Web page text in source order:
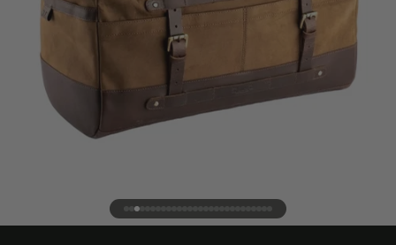
Gehe zu Element 1
Gehe zu Element 2
Gehe zu Element 3
Gehe zu Element 4
Gehe zu Element 5
Gehe zu Element 6
Gehe zu Element 7
Gehe zu Element 8
Gehe zu Element 9
Gehe zu Element 10
Gehe zu Element 11
Gehe zu Element 12
Gehe zu Element 13
Gehe zu Element 14
Gehe zu Element 15
Gehe zu Element 16
Gehe zu Element 17
Gehe zu Element 18
Gehe zu Element 19
Gehe zu Element 20
Gehe zu Element 21
Gehe zu Element 22
Gehe zu Element 23
Gehe zu Element 24
Gehe zu Element 25
Gehe zu Element 26
Gehe zu Element 27
Gehe zu Element 28